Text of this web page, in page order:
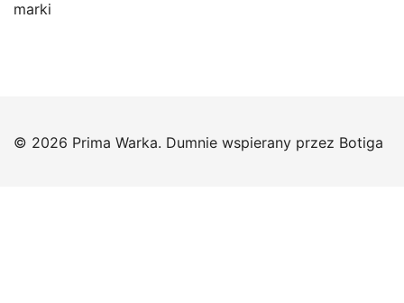
marki
© 2026 Prima Warka. Dumnie wspierany przez Botiga